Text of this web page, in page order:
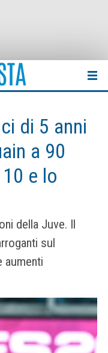
di 5 anni
a 90
e lo
della Juve. Il
sul
aumenti